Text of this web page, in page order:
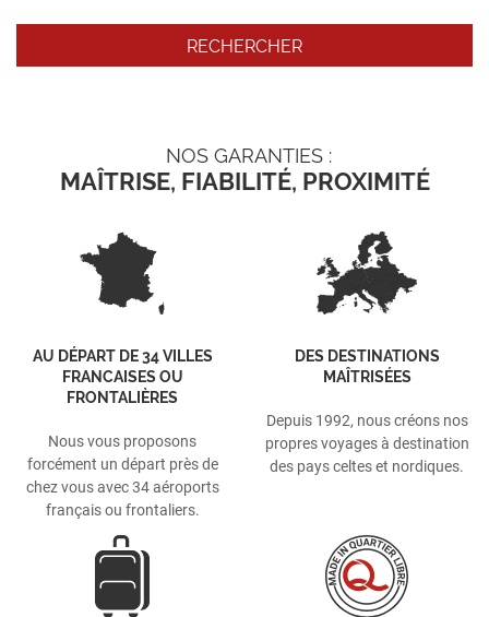
NOS GARANTIES :
MAÎTRISE, FIABILITÉ, PROXIMITÉ
AU DÉPART DE 34 VILLES
FRANCAISES OU
FRONTALIÈRES
Nous vous proposons
forcément un départ près de
chez vous avec 34 aéroports
français ou frontaliers.
DES DESTINATIONS
MAÎTRISÉES
Depuis 1992, nous créons nos
propres voyages à destination
des pays celtes et nordiques.